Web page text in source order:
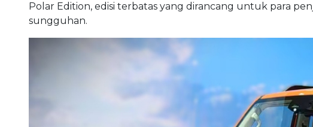
Polar Edition, edisi terbatas yang dirancang untuk para
sungguhan.